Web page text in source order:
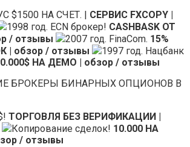
$1500 НА СЧЕТ. | СЕРВИС FXCOPY |
1998 год. ECN брокер! CASHBASK ОТ
/ отзывы
2007 год. FinaCom. 15%
| обзор / отзывы
1997 год. Нацбанк
НА ДЕМО | обзор / отзывы
БРОКЕРЫ БИНАРНЫХ ОПЦИОНОВ В
ТОРГОВЛЯ БЕЗ ВЕРИФИКАЦИИ |
Копирование сделок! 10.000 НА
/ отзывы